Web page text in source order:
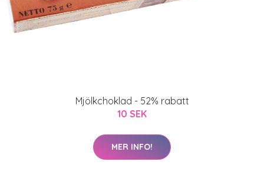
Mjölkchoklad - 52% rabatt
10 SEK
MER INFO!